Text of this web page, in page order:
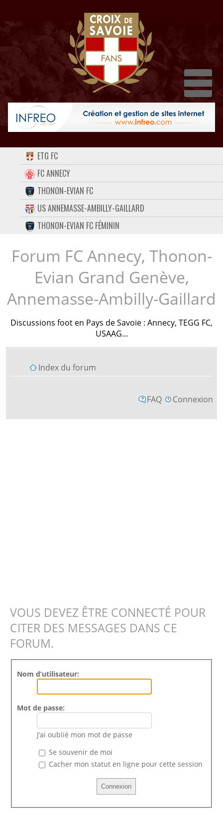
ACCUEIL
FORUM
CONTACT
FACEBOOK
TWITTER
INSTAGRAM
ETG FC
FC ANNECY
THONON-EVIAN FC
US ANNEMASSE-AMBILLY-GAILLARD
THONON-EVIAN FC FÉMININ
Forum FC Annecy, Thonon-
Evian Grand Genève,
Annemasse-Ambilly-Gaillard
Discussions foot en Pays de Savoie : Annecy, TEGG FC,
USAAG...
Index du forum
FAQ Connexion
VOUS DEVEZ ÊTRE CONNECTÉ POUR
CITER DES MESSAGES DANS CE
FORUM.
Nom d’utilisateur:
Mot de passe:
J’ai oublié mon mot de passe
Se souvenir de moi
Cacher mon statut en ligne pour cette session